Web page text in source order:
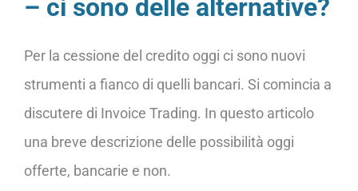
– ci sono delle alternative?
Per la cessione del credito oggi ci sono nuovi
strumenti a fianco di quelli bancari. Si comincia a
discutere di Invoice Trading. In questo articolo
una breve descrizione delle possibilità oggi
offerte, bancarie e non.